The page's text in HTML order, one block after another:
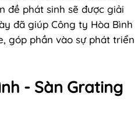
đề phát sinh sẽ được giải
đã giúp Công ty Hòa Bình
góp phần vào sự phát triển
- Sàn Grating